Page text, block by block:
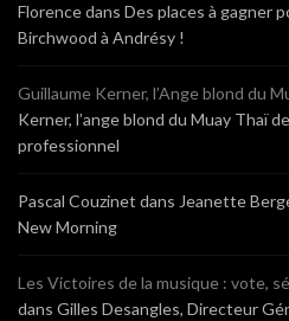
Florencedans Des places à gagner
Birchwood à Andrésy !
Guillaume Kerner, l’Ange blond du
Kerner, l’ange blond du Muay Thaï
professionnel
Pascal Couzinet dans Jeanette
New Morning
Les Victoires de la musique : vote,
dans Gilles Desangles, Directeur